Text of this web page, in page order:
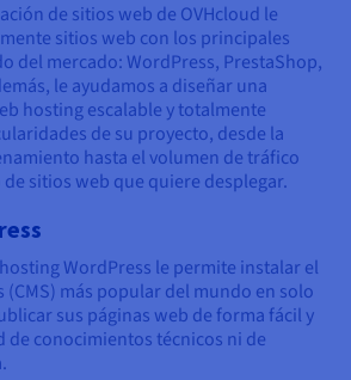
de sitios web de OVHcloud le
sitios web con los principales
del mercado: WordPress, PrestaShop,
le ayudamos a diseñar una
hosting escalable y totalmente
de su proyecto, desde la
hasta el volumen de tráfico
sitios web que quiere desplegar.
WordPress le permite instalar el
más popular del mundo en solo
sus páginas web de forma fácil y
de conocimientos técnicos ni de